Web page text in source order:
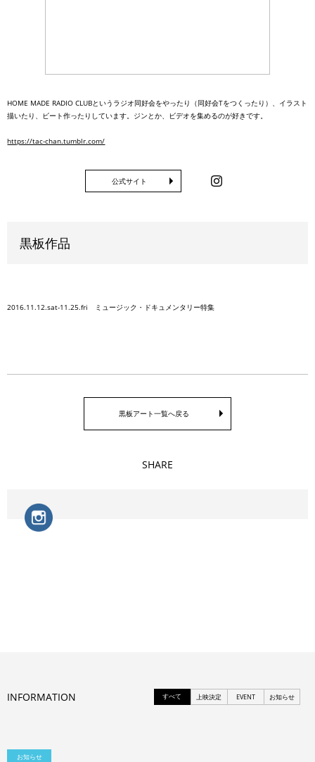
HOME MADE RADIO CLUBというラジオ同好会をやったり（同好会Tをつくったり）、イラスト
描いたり、ビート作ったりしています。ジンとか、ビデオを集めるのが好きです。
https://tac-chan.tumblr.com/
公式サイト
黒板作品
2016.11.12.sat-11.25.fri ミュージック・ドキュメンタリー特集
黒板アート一覧へ戻る
SHARE
INFORMATION すべて 上映決定 EVENT お知らせ
お知らせ